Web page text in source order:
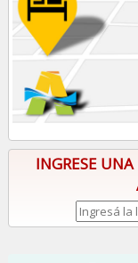
INGRESE